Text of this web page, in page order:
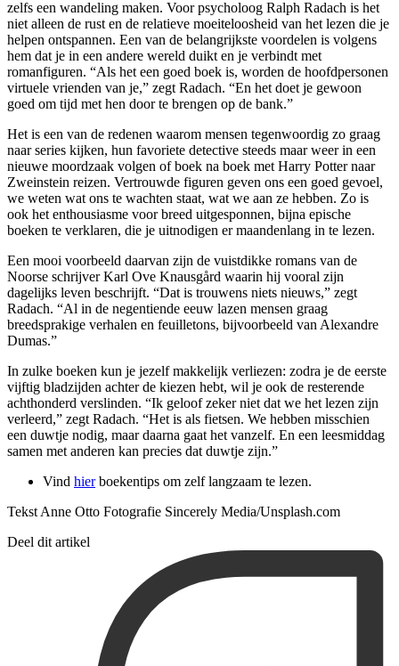
zelfs een wandeling maken. Voor psycholoog Ralph Radach is het
niet alleen de rust en de relatieve moeiteloosheid van het lezen die je
helpen ontspannen. Een van de belangrijkste voordelen is volgens
hem dat je in een andere wereld duikt en je verbindt met
romanfiguren. “Als het een goed boek is, worden de hoofdpersonen
virtuele vrienden van je,” zegt Radach. “En het doet je gewoon
goed om tijd met hen door te brengen op de bank.”
Het is een van de redenen waarom mensen tegenwoordig zo graag
naar series kijken, hun favoriete detective steeds maar weer in een
nieuwe moordzaak volgen of boek na boek met Harry Potter naar
Zweinstein reizen. Vertrouwde figuren geven ons een goed gevoel,
we weten wat ons te wachten staat, wat we aan ze hebben. Zo is
ook het enthousiasme voor breed uitgesponnen, bijna epische
boeken te verklaren, die je uitnodigen er maandenlang in te lezen.
Een mooi voorbeeld daarvan zijn de vuistdikke romans van de
Noorse schrijver Karl Ove Knausgård waarin hij vooral zijn
dagelijks leven beschrijft. “Dat is trouwens niets nieuws,” zegt
Radach. “Al in de negentiende eeuw lazen mensen graag
breedsprakige verhalen en feuilletons, bijvoorbeeld van Alexandre
Dumas.”
In zulke boeken kun je jezelf makkelijk verliezen: zodra je de eerste
vijftig bladzijden achter de kiezen hebt, wil je ook de resterende
achthonderd verslinden. “Ik geloof zeker niet dat we het lezen zijn
verleerd,” zegt Radach. “Het is als fietsen. We hebben misschien
een duwtje nodig, maar daarna gaat het vanzelf. En een leesmiddag
samen met anderen kan precies dat duwtje zijn.”
Vind hierboekentips om zelf langzaam te lezen.
Tekst Anne Otto Fotografie Sincerely Media/Unsplash.com
Deel dit artikel